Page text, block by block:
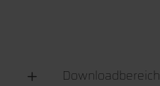
Downloadbereich